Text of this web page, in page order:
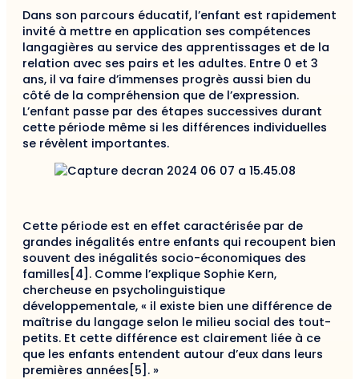
Dans son parcours éducatif, l’enfant est rapidement
invité à mettre en application ses compétences
langagières au service des apprentissages et de la
relation avec ses pairs et les adultes. Entre 0 et 3
ans, il va faire d’immenses progrès aussi bien du
côté de la compréhension que de l’expression.
L’enfant passe par des étapes successives durant
cette période même si les différences individuelles
se révèlent importantes.
Cette période est en effet caractérisée par de
grandes inégalités entre enfants qui recoupent bien
souvent des inégalités socio-économiques des
familles[4]. Comme l’explique Sophie Kern,
chercheuse en psycholinguistique
développementale, « il existe bien une différence de
maîtrise du langage selon le milieu social des tout-
petits. Et cette différence est clairement liée à ce
que les enfants entendent autour d’eux dans leurs
premières années[5]. »